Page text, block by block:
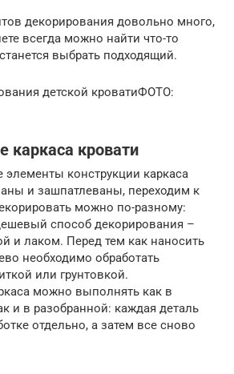
декорирования довольно много,
всегда можно найти что-то
выбрать подходящий.
детской кроватиФОТО:
каркаса кровати
элементы конструкции каркаса
и зашпатлеваны, переходим к
можно по-разному:
способ декорирования –
и лаком. Перед тем как наносить
необходимо обработать
или грунтовкой.
можно выполнять как в
и в разобранной: каждая деталь
отдельно, а затем все сново